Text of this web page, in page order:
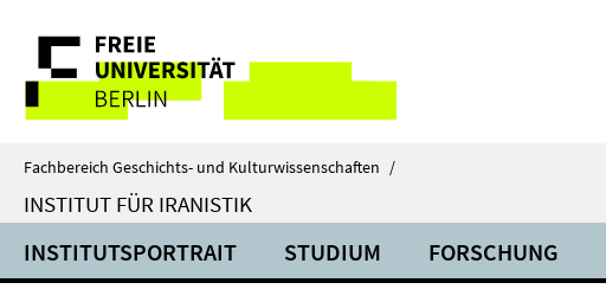
direkt
Inhalt
Service-
Navigation
Fachbereich Geschichts- und Kulturwissenschaften /
INSTITUT FÜR IRANISTIK
INSTITUTSPORTRAIT STUDIUM FORSCHUNG